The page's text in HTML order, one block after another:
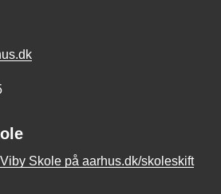
Skole på aarhus.dk/skoleskift